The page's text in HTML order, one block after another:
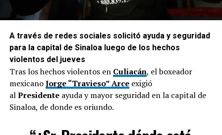
A través de redes sociales solicitó ayuda y seguridad
para la capital de Sinaloa luego de los hechos
violentos del jueves
Tras los hechos violentos en Culiacán, el boxeador
mexicanoJorge “Travieso” Arceexigió
alPresidente ayuda y mayor seguridad en la capital de
Sinaloa, de donde es oriundo.